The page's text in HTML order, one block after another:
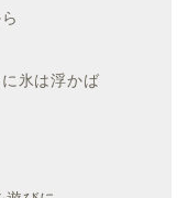
氷は浮かば